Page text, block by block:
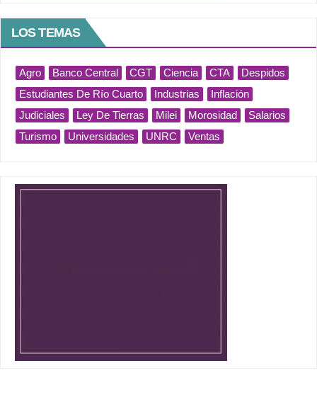
LOS TEMAS
Agro Banco Central CGT Ciencia CTA
Despidos
Estudiantes De Río Cuarto
Industrias
Inflación
Judiciales
Ley De Tierras Milei Morosidad
Salarios
Turismo
Universidades UNRC Ventas